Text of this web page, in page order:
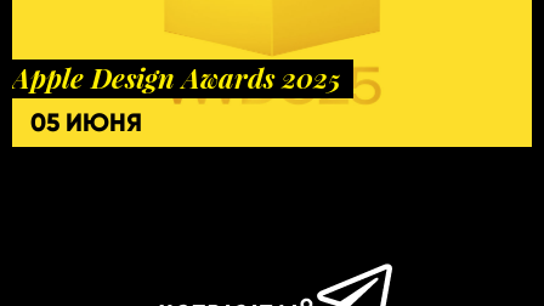
Apple Design Awards 2025
05 ИЮНЯ